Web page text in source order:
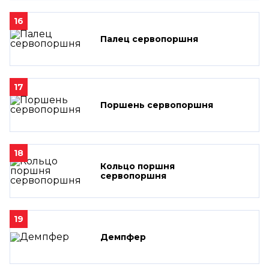
16
Палец сервопоршня
17
Поршень сервопоршня
18
Кольцо поршня
сервопоршня
19
Демпфер